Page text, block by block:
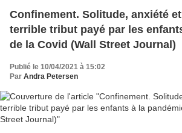
Confinement. Solitude, anxiété
terrible tribut payé par les
de la Covid (Wall Street Journal)
Publié le 10/04/2021 à 15:02
Par Andra Petersen